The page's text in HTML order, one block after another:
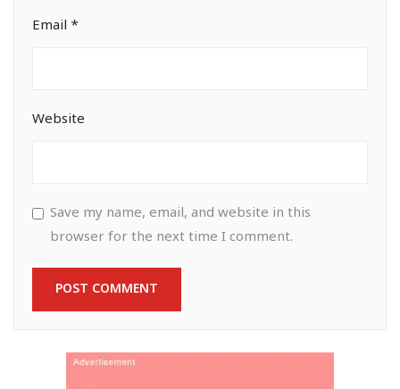
Email *
Website
Save my name, email, and website in this
browser for the next time I comment.